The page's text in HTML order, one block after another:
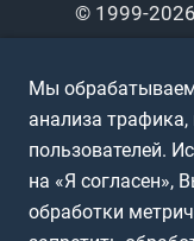
Документы
Пляжный
ПОДА-футбол
Футбольное
Интерактивный
© 1999-
Политика
Мы
анализа трафика,
пользователей.
на «Я согласен»,
обработки